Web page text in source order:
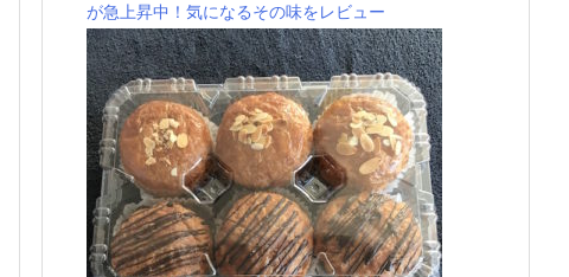
が急上昇中！気になるその味をレビュー